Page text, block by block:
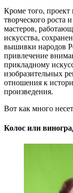
Кроме того, проект
творческого роста
мастеров,
искусства,
вышивки народов
привлечение
прикладному
изобразительных
отношения к
произведения.
Вот как много
Колос или